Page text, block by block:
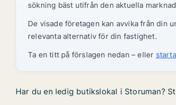
sökning bäst utifrån den aktuella
De visade företagen kan avvika från din
relevanta alternativ för din fastighet.
Ta en titt på förslagen nedan – eller
Har du en ledig butikslokal i Storuman?